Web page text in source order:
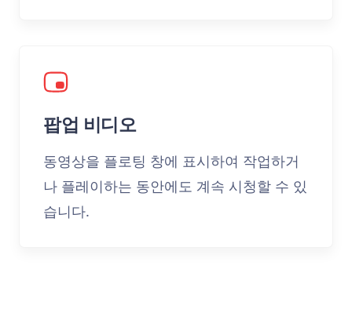
팝업 비디오
동영상을 플로팅 창에 표시하여 작업하거
나 플레이하는 동안에도 계속 시청할 수 있
습니다.